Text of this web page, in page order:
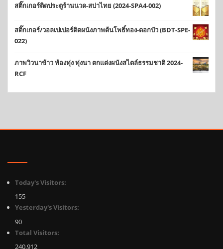
สติ๊กเกอร์ติดประตูร้านนวด-สปาไทย (2024-SPA4-002)
สติ๊กเกอร์/วอลเปเปอร์ติดผนังภาพต้นโพธิ์ทอง-ดอกบัว (BDT-SPE-
022)
ภาพวิวนาข้าว ท้องทุ่ง ทุ่งนา ตกแต่งผนังสไตล์ธรรมชาติ 2024-
RCF
Today's Visitors:
155
Yesterday's Visitors:
90
Total Visitors:
240,912